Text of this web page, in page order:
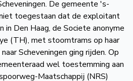
De gemeente ′s-
toegestaan dat de exploitant
in Den Haag, de Societe anonyme
(TH), met stoomtrams op haar
Scheveningen ging rijden. Op
wel toestemming aan
Maatschappij (NRS)